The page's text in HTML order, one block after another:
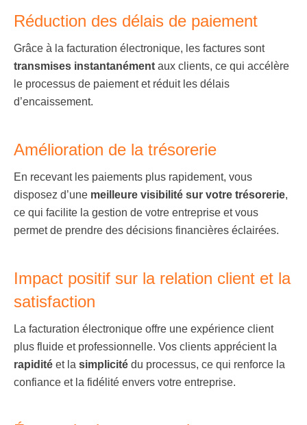
Réduction des délais de paiement
Grâce à la facturation électronique, les factures sont
transmises instantanément aux clients, ce qui accélère
le processus de paiement et réduit les délais
d’encaissement.
Amélioration de la trésorerie
En recevant les paiements plus rapidement, vous
disposez d’une meilleure visibilité sur votre trésorerie,
ce qui facilite la gestion de votre entreprise et vous
permet de prendre des décisions financières éclairées.
Impact positif sur la relation client et la
satisfaction
La facturation électronique offre une expérience client
plus fluide et professionnelle. Vos clients apprécient la
rapidité et la simplicité du processus, ce qui renforce la
confiance et la fidélité envers votre entreprise.